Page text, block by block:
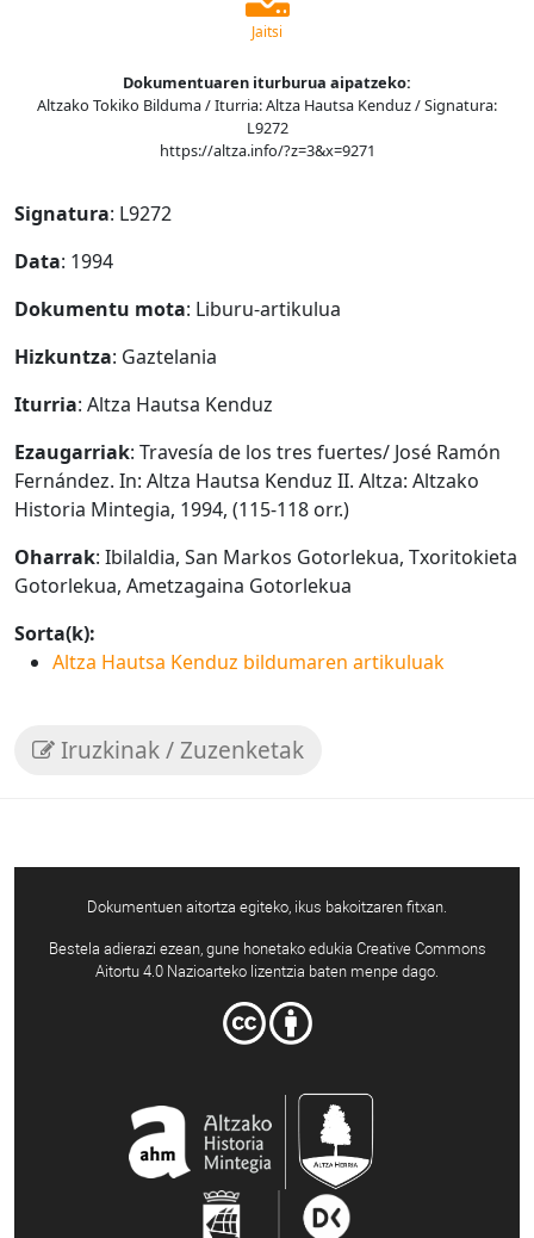
Jaitsi
Dokumentuaren iturburua aipatzeko:
Altzako Tokiko Bilduma / Iturria: Altza Hautsa Kenduz / Signatura:
L9272
https://altza.info/?z=3&x=9271
Signatura: L9272
Data: 1994
Dokumentu mota: Liburu-artikulua
Hizkuntza: Gaztelania
Iturria: Altza Hautsa Kenduz
Ezaugarriak: Travesía de los tres fuertes/ José Ramón
Fernández. In: Altza Hautsa Kenduz II. Altza: Altzako
Historia Mintegia, 1994, (115-118 orr.)
Oharrak: Ibilaldia, San Markos Gotorlekua, Txoritokieta
Gotorlekua, Ametzagaina Gotorlekua
Sorta(k):
Altza Hautsa Kenduz bildumaren artikuluak
Iruzkinak / Zuzenketak
Dokumentuen aitortza egiteko, ikus bakoitzaren fitxan.
Bestela adierazi ezean, gune honetako edukia Creative Commons
Aitortu 4.0 Nazioarteko lizentzia baten menpe dago.